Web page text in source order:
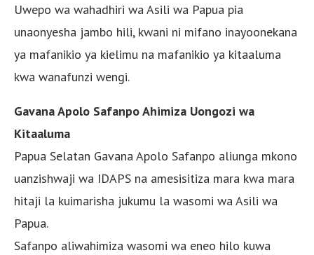
Uwepo wa wahadhiri wa Asili wa Papua pia
unaonyesha jambo hili, kwani ni mifano inayoonekana
ya mafanikio ya kielimu na mafanikio ya kitaaluma
kwa wanafunzi wengi.
Gavana Apolo Safanpo Ahimiza Uongozi wa
Kitaaluma
Papua Selatan Gavana Apolo Safanpo aliunga mkono
uanzishwaji wa IDAPS na amesisitiza mara kwa mara
hitaji la kuimarisha jukumu la wasomi wa Asili wa
Papua.
Safanpo aliwahimiza wasomi wa eneo hilo kuwa